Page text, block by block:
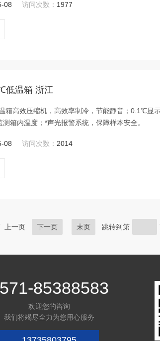
08 访问次数： 1977
低温箱 浙江
箱高效压缩机，高效率制冷，节能静音；0.1℃显
箱内温度；*声光报警系统，保障样本安全。
08 访问次数： 2014
上一页 下一页 末页 跳转到第
85388583
欢迎您的咨询
我们将竭尽全力为您用心服务